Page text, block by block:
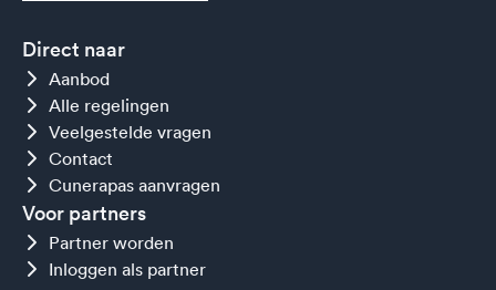
Direct naar
Aanbod
Alle regelingen
Veelgestelde vragen
Contact
Cunerapas aanvragen
Voor partners
Partner worden
Inloggen als partner